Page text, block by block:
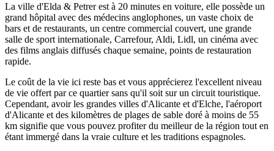
La ville d'Elda & Petrer est à 20 minutes en voiture, elle possède un
grand hôpital avec des médecins anglophones, un vaste choix de
bars et de restaurants, un centre commercial couvert, une grande
salle de sport internationale, Carrefour, Aldi, Lidl, un cinéma avec
des films anglais diffusés chaque semaine, points de restauration
rapide.
Le coût de la vie ici reste bas et vous apprécierez l'excellent niveau
de vie offert par ce quartier sans qu'il soit sur un circuit touristique.
Cependant, avoir les grandes villes d'Alicante et d'Elche, l'aéroport
d'Alicante et des kilomètres de plages de sable doré à moins de 55
km signifie que vous pouvez profiter du meilleur de la région tout en
étant immergé dans la vraie culture et les traditions espagnoles.